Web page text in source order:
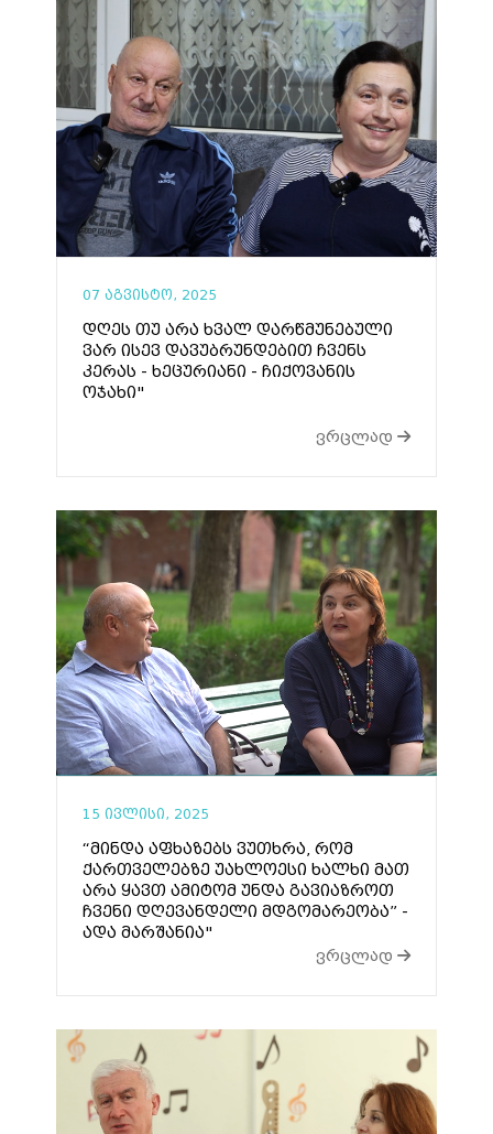
07 აგვისტო, 2025
დღეს თუ არა ხვალ დარწმუნებული
ვარ ისევ დავუბრუნდებით ჩვენს
კერას - ხეცურიანი - ჩიქოვანის
ოჯახი"
ვრცლად
15 ივლისი, 2025
“მინდა აფხაზებს ვუთხრა, რომ
ქართველებზე უახლოესი ხალხი მათ
არა ყავთ ამიტომ უნდა გავიაზროთ
ჩვენი დღევანდელი მდგომარეობა” -
ადა მარშანია"
ვრცლად